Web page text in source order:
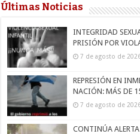
Últimas Noticias
INTEGRIDAD
PRISIÓN POR
7 de agosto de
REPRESIÓN EN
NACIÓN: MÁS DE
7 de agosto de
CONTINÚA